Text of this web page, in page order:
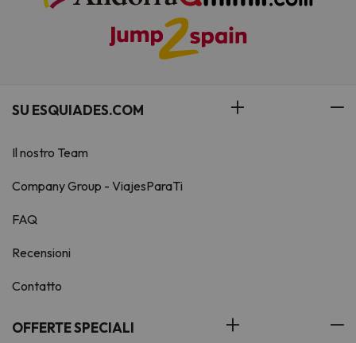
SU ESQUIADES.COM
Il nostro Team
Company Group - ViajesParaTi
FAQ
Recensioni
Contatto
OFFERTE SPECIALI